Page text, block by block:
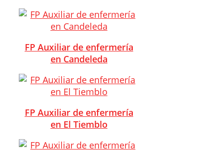
FP Auxiliar de enfermería
en Candeleda
FP Auxiliar de enfermería
en El Tiemblo